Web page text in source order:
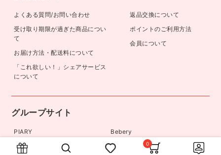
0
よくある質問/お問い合わせ
受け取り期限が過ぎた商品につい
て
お届け方法・配送料について
「これ欲しい！」シェアサービス
について
返品交換について
ポイントのご利用方法
会員について
グループサイト
PIARY
Bebery
theDe
ピア街コン